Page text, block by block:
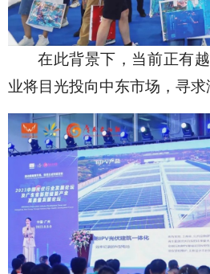
在此背景下，当前正有
业将目光投向中东市场，寻求